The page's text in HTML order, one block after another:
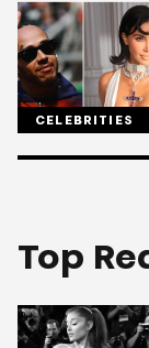
CELEBRITIES
Top